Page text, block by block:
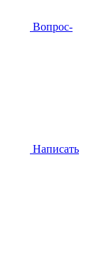
Вопрос-
Написать